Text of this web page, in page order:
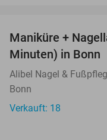
Maniküre +
Minuten) in Bonn
Alibel Nagel &
Bonn
Verkauft: 18